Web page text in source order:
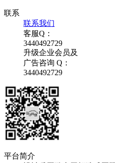
联系
联系我们
客服Q：
3440492729
升级企业会员及
广告咨询 Q：
3440492729
平台简介